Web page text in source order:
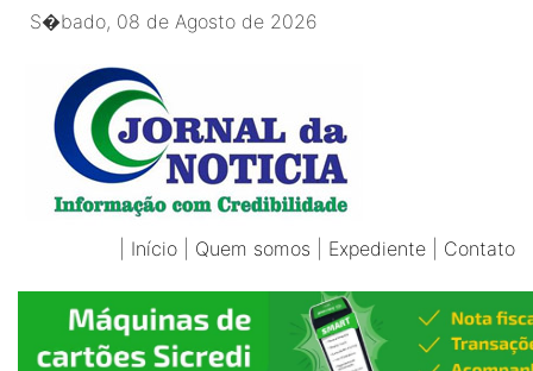
S�bado, 08 de Agosto de 2026
Início Quem somos Expediente Contato